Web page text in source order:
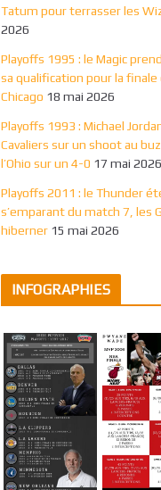
Tatum pour terrasser les
2026
Playoffs 1995 : le Magic
sa qualification pour la finale
Chicago 18 mai 2026
Playoffs 1993 : Michael
Cavaliers sur un shoot au
l’Ohio sur un 4-0 17 mai 2026
Playoffs 2011 : le Thunder
s’emparant du match 7, les
hiberner 15 mai 2026
INFOGRAPHIES